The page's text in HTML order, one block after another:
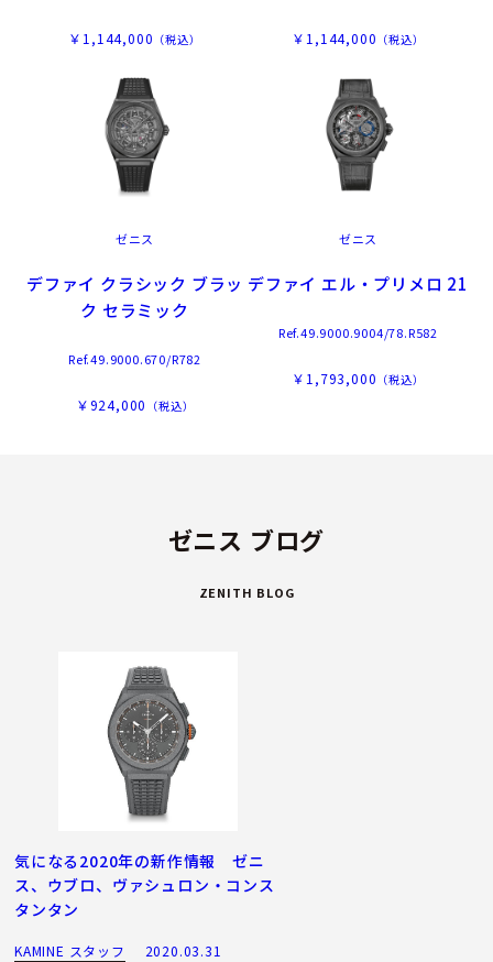
￥1,144,000 （税込） ￥1,144,000 （税込）
ゼニス
デファイ クラシック ブラッ
ク セラミック
Ref.49.9000.670/R782
￥924,000 （税込）
ゼニス
デファイ エル・プリメロ 21
Ref.49.9000.9004/78.R582
￥1,793,000 （税込）
ゼニス ブログ
ZENITH BLOG
気になる2020年の新作情報 ゼニ
ス、ウブロ、ヴァシュロン・コンス
タンタン
KAMINE スタッフ 2020.03.31